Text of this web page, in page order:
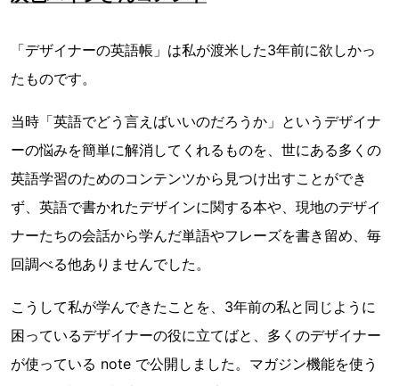
「デザイナーの英語帳」は私が渡米した3年前に欲しかっ
たものです。
当時「英語でどう言えばいいのだろうか」というデザイナ
ーの悩みを簡単に解消してくれるものを、世にある多くの
英語学習のためのコンテンツから見つけ出すことができ
ず、英語で書かれたデザインに関する本や、現地のデザイ
ナーたちの会話から学んだ単語やフレーズを書き留め、毎
回調べる他ありませんでした。
こうして私が学んできたことを、3年前の私と同じように
困っているデザイナーの役に立てばと、多くのデザイナー
が使っている note で公開しました。マガジン機能を使う